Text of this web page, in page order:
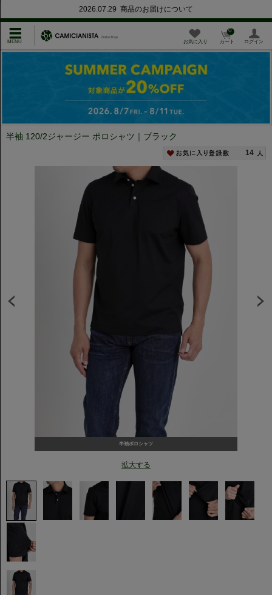
2026.07.29 商品のお届けについて
お気に入り カート
0
ログイン
半袖 120/2ジャージー ポロシャツ｜ブラック
14
半袖ポロシャツ
拡大する